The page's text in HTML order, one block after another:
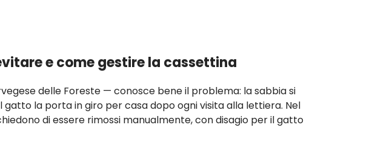
e come gestire la cassettina
delle Foreste — conosce bene il problema: la sabbia si
la porta in giro per casa dopo ogni visita alla lettiera. Nel
di essere rimossi manualmente, con disagio per il gatto